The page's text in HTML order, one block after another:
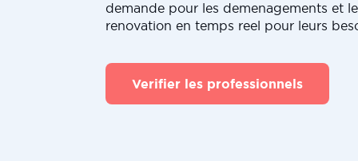
demande pour les demenagements et
renovation en temps reel pour leurs
Verifier les professionnels